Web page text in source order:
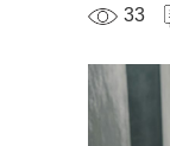
33